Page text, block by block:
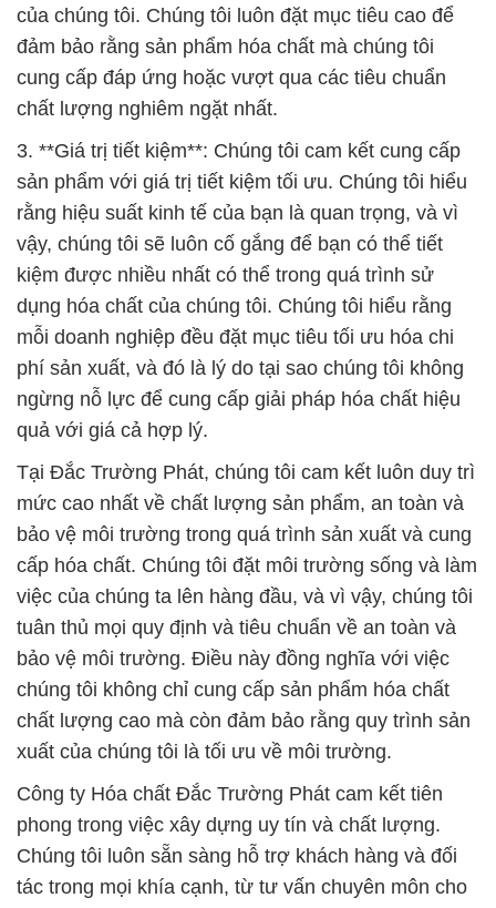
của chúng tôi. Chúng tôi luôn đặt mục tiêu cao để
đảm bảo rằng sản phẩm hóa chất mà chúng tôi
cung cấp đáp ứng hoặc vượt qua các tiêu chuẩn
chất lượng nghiêm ngặt nhất.
3. **Giá trị tiết kiệm**: Chúng tôi cam kết cung cấp
sản phẩm với giá trị tiết kiệm tối ưu. Chúng tôi hiểu
rằng hiệu suất kinh tế của bạn là quan trọng, và vì
vậy, chúng tôi sẽ luôn cố gắng để bạn có thể tiết
kiệm được nhiều nhất có thể trong quá trình sử
dụng hóa chất của chúng tôi. Chúng tôi hiểu rằng
mỗi doanh nghiệp đều đặt mục tiêu tối ưu hóa chi
phí sản xuất, và đó là lý do tại sao chúng tôi không
ngừng nỗ lực để cung cấp giải pháp hóa chất hiệu
quả với giá cả hợp lý.
Tại Đắc Trường Phát, chúng tôi cam kết luôn duy trì
mức cao nhất về chất lượng sản phẩm, an toàn và
bảo vệ môi trường trong quá trình sản xuất và cung
cấp hóa chất. Chúng tôi đặt môi trường sống và làm
việc của chúng ta lên hàng đầu, và vì vậy, chúng tôi
tuân thủ mọi quy định và tiêu chuẩn về an toàn và
bảo vệ môi trường. Điều này đồng nghĩa với việc
chúng tôi không chỉ cung cấp sản phẩm hóa chất
chất lượng cao mà còn đảm bảo rằng quy trình sản
xuất của chúng tôi là tối ưu về môi trường.
Công ty Hóa chất Đắc Trường Phát cam kết tiên
phong trong việc xây dựng uy tín và chất lượng.
Chúng tôi luôn sẵn sàng hỗ trợ khách hàng và đối
tác trong mọi khía cạnh, từ tư vấn chuyên môn cho